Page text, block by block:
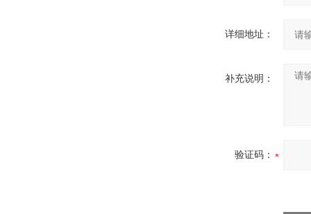
详细地址：
补充说明：
验证码：